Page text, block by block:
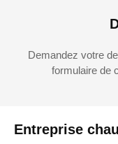
Entreprise
Demandez votre
formulaire de